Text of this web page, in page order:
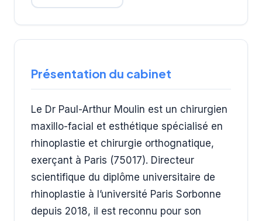
Présentation du cabinet
Le Dr Paul-Arthur Moulin est un chirurgien
maxillo-facial et esthétique spécialisé en
rhinoplastie et chirurgie orthognatique,
exerçant à Paris (75017). Directeur
scientifique du diplôme universitaire de
rhinoplastie à l’université Paris Sorbonne
depuis 2018, il est reconnu pour son